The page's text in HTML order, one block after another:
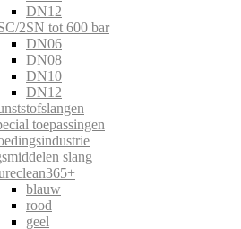
DN12
2SN tot 600 bar
DN06
DN08
DN10
DN12
toepassingen
slang
blauw
rood
geel